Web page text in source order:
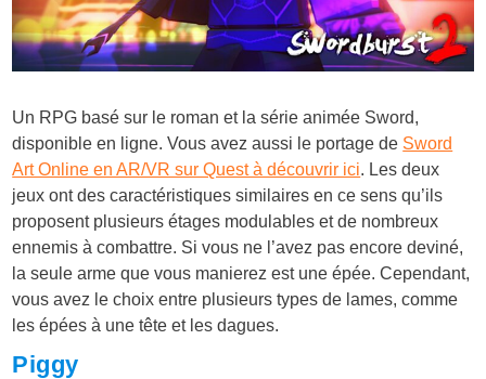
Un RPG basé sur le roman et la série animée Sword,
disponible en ligne. Vous avez aussi le portage de Sword
Art Online en AR/VR sur Quest à découvrir ici. Les deux
jeux ont des caractéristiques similaires en ce sens qu’ils
proposent plusieurs étages modulables et de nombreux
ennemis à combattre. Si vous ne l’avez pas encore deviné,
la seule arme que vous manierez est une épée. Cependant,
vous avez le choix entre plusieurs types de lames, comme
les épées à une tête et les dagues.
Piggy